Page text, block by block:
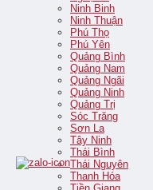
Ninh Binh
Ninh Thuận
Phú Thọ
Phú Yên
Quảng Bình
Quảng Nam
Quảng Ngãi
Quảng Ninh
Quảng Trị
Sóc Trăng
Sơn La
Tây Ninh
Thái Bình
Thái Nguyên
Thanh Hóa